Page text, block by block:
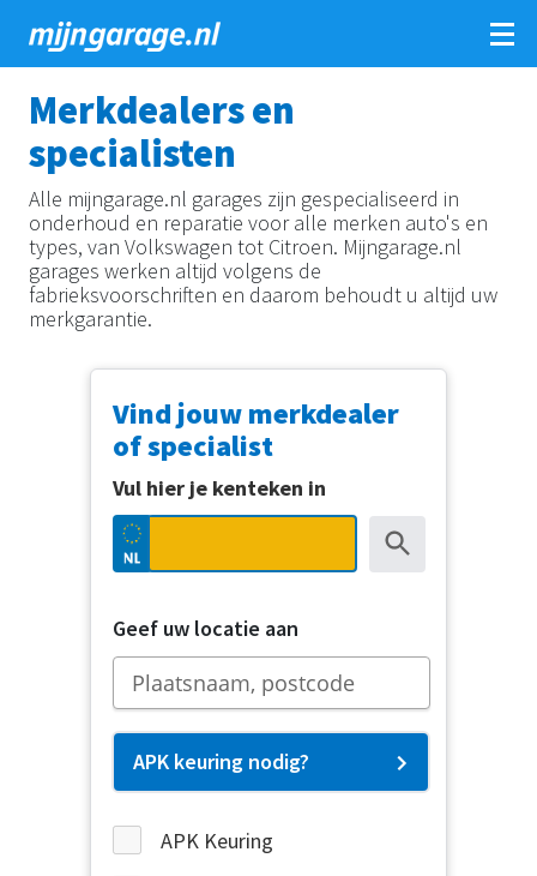
Overslaan
inhoud
gaan
Merkdealers en
specialisten
Alle mijngarage.nl garages zijn gespecialiseerd in
onderhoud en reparatie voor alle merken auto's en
types, van Volkswagen tot Citroen. Mijngarage.nl
garages werken altijd volgens de
fabrieksvoorschriften en daarom behoudt u altijd uw
merkgarantie.
Vind jouw merkdealer
of specialist
Vul hier je kenteken in
Geef uw locatie aan
APK keuring nodig?
APK Keuring